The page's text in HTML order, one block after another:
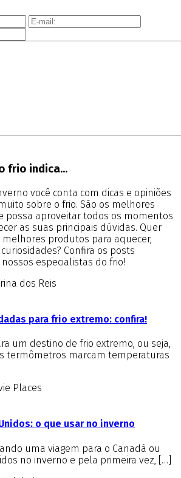
frio indica...
você conta com dicas e opiniões
sobre o frio. São os melhores
possa aproveitar todos os momentos
as suas principais dúvidas. Quer
produtos para aquecer,
Confira os posts
especialistas do frio!
dos Reis
para frio extremo: confira!
um destino de frio extremo, ou seja,
termômetros marcam temperaturas
Places
o que usar no inverno
uma viagem para o Canadá ou
no inverno e pela primeira vez, […]